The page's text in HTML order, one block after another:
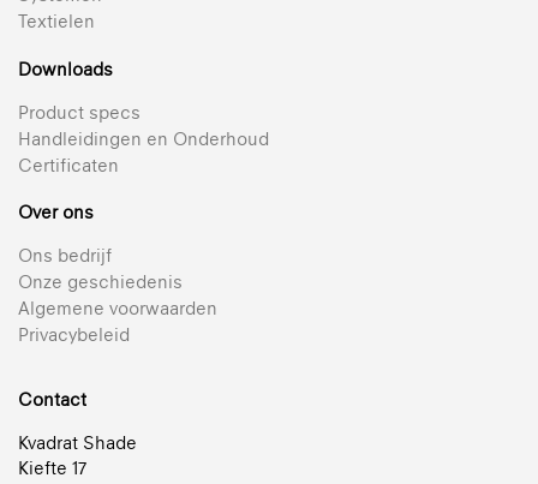
Textielen
Downloads
Product specs
Handleidingen en Onderhoud
Certificaten
Over ons
Ons bedrijf
Onze geschiedenis
Algemene voorwaarden
Privacybeleid
Contact
Kvadrat Shade
Kiefte 17